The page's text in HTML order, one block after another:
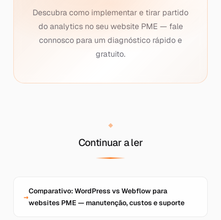
Descubra como implementar e tirar partido
do analytics no seu website PME — fale
connosco para um diagnóstico rápido e
gratuito.
Continuar a ler
Comparativo: WordPress vs Webflow para
websites PME — manutenção, custos e suporte